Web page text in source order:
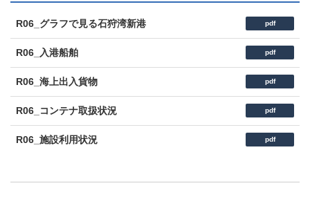
R06_グラフで見る石狩湾新港 pdf
R06_入港船舶 pdf
R06_海上出入貨物 pdf
R06_コンテナ取扱状況 pdf
R06_施設利用状況 pdf